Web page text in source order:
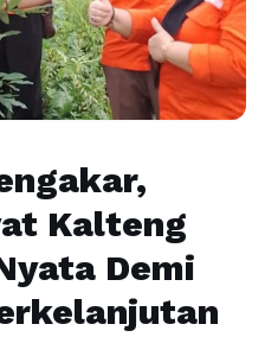
Kalteng
Demi